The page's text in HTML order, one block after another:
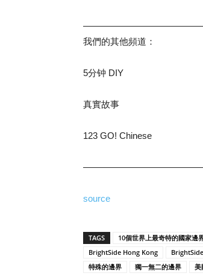
我們的其他頻道：
5分钟 DIY
真實故事
123 GO! Chinese
source
TAGS 10個世界上最奇特的國家邊
BrightSide Hong Kong
特殊的邊界
獨一無二的邊界 美